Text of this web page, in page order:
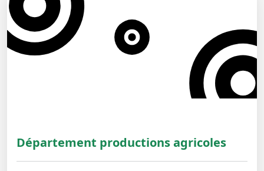
Département productions agricoles